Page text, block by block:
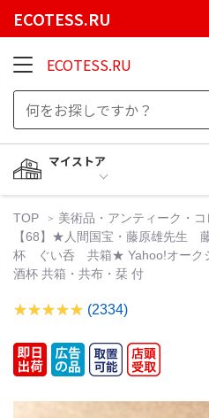
ECOTESS.RU
ECOTESS.RU
マイストア
TOP 美術品・アンティーク・
【68】★人間国宝・藤原雄先生
杯 ぐい呑 共箱★ Yahoo!オーク
酒杯 共箱・共布・栞 付
(2334)